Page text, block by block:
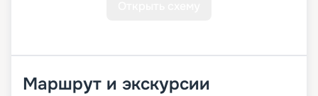
Маршрут и экскурсии